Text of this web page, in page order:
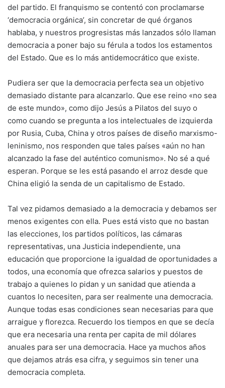
del partido. El franquismo se contentó con proclamarse
‘democracia orgánica’, sin concretar de qué órganos
hablaba, y nuestros progresistas más lanzados sólo llaman
democracia a poner bajo su férula a todos los estamentos
del Estado. Que es lo más antidemocrático que existe.
Pudiera ser que la democracia perfecta sea un objetivo
demasiado distante para alcanzarlo. Que ese reino «no sea
de este mundo», como dijo Jesús a Pilatos del suyo o
como cuando se pregunta a los intelectuales de izquierda
por Rusia, Cuba, China y otros países de diseño marxismo-
leninismo, nos responden que tales países «aún no han
alcanzado la fase del auténtico comunismo». No sé a qué
esperan. Porque se les está pasando el arroz desde que
China eligió la senda de un capitalismo de Estado.
Tal vez pidamos demasiado a la democracia y debamos ser
menos exigentes con ella. Pues está visto que no bastan
las elecciones, los partidos políticos, las cámaras
representativas, una Justicia independiente, una
educación que proporcione la igualdad de oportunidades a
todos, una economía que ofrezca salarios y puestos de
trabajo a quienes lo pidan y un sanidad que atienda a
cuantos lo necesiten, para ser realmente una democracia.
Aunque todas esas condiciones sean necesarias para que
arraigue y florezca. Recuerdo los tiempos en que se decía
que era necesaria una renta per capita de mil dólares
anuales para ser una democracia. Hace ya muchos años
que dejamos atrás esa cifra, y seguimos sin tener una
democracia completa.